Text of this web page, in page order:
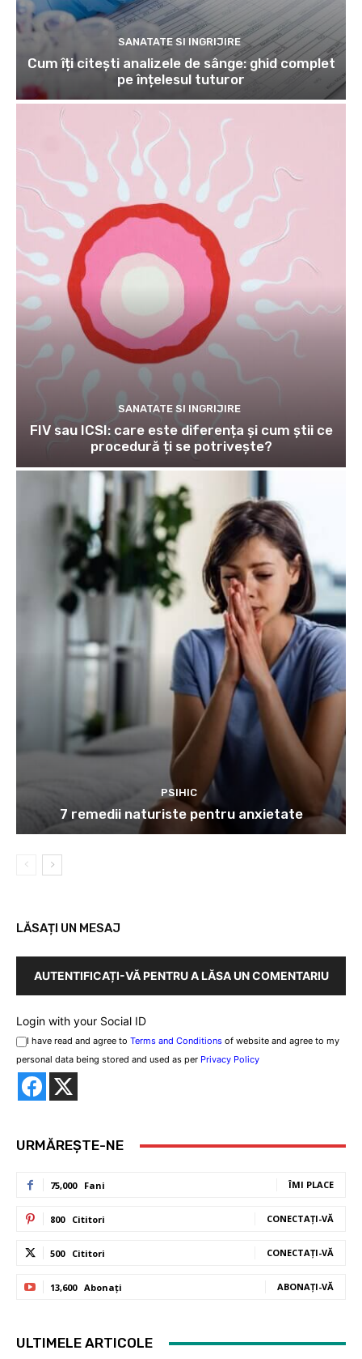
SANATATE SI INGRIJIRE
Cum îți citești analizele de sânge: ghid complet
pe înțelesul tuturor
SANATATE SI INGRIJIRE
FIV sau ICSI: care este diferența și cum știi ce
procedură ți se potrivește?
PSIHIC
7 remedii naturiste pentru anxietate
LĂSAȚI UN MESAJ
AUTENTIFICAȚI-VĂ PENTRU A LĂSA UN COMENTARIU
Login with your Social ID
I have read and agree to Terms and Conditions of website and agree to my
personal data being stored and used as per Privacy Policy
URMĂREȘTE-NE
75,000 Fani ÎMI PLACE
800 Cititori CONECTAȚI-VĂ
500 Cititori CONECTAȚI-VĂ
13,600 Abonați ABONAȚI-VĂ
ULTIMELE ARTICOLE